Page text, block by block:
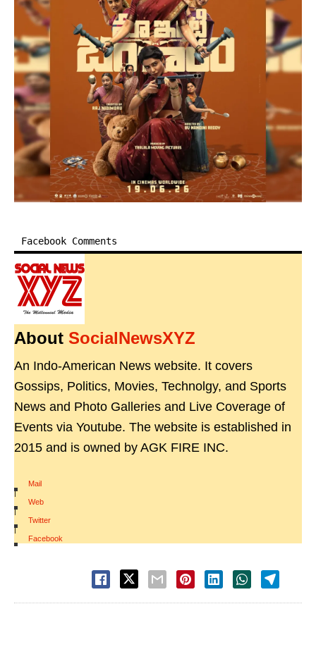
Facebook Comments
About SocialNewsXYZ
An Indo-American News website. It covers
Gossips, Politics, Movies, Technolgy, and Sports
News and Photo Galleries and Live Coverage of
Events via Youtube. The website is established in
2015 and is owned by AGK FIRE INC.
Mail
|
Web
|
Twitter
|
Facebook